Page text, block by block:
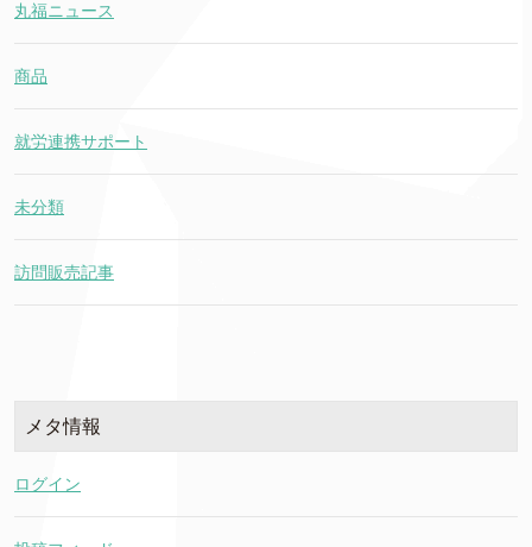
丸福ニュース
商品
就労連携サポート
未分類
訪問販売記事
メタ情報
ログイン